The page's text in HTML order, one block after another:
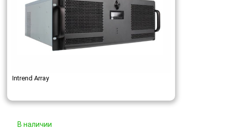
Intrend Array
В наличии